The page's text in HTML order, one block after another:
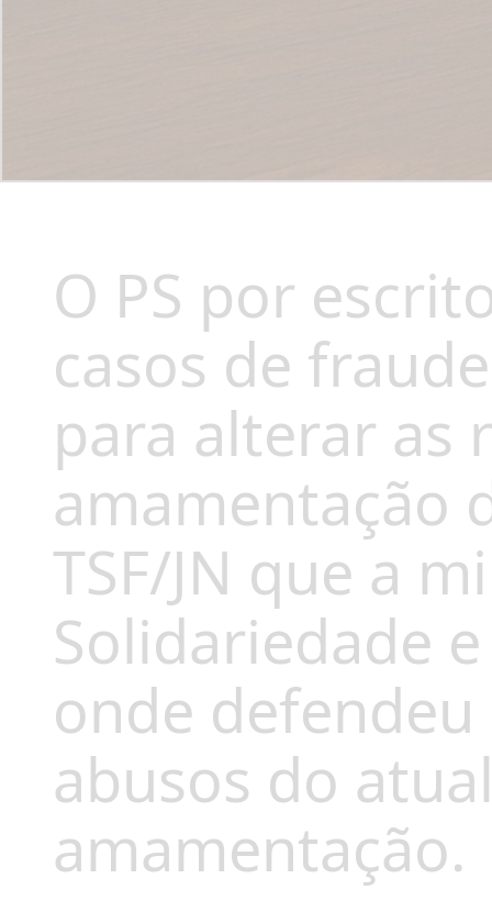
O PS por
casos de
para alterar as
amamentação
TSF/JN que a
Solidariedade
onde
abusos do
amamentação.